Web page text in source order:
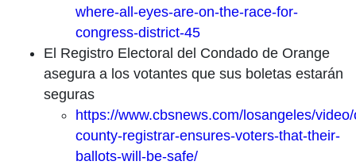
where-all-eyes-are-on-the-race-for-
congress-district-45
El Registro Electoral del Condado de Orange
asegura a los votantes que sus boletas estarán
seguras
https://www.cbsnews.com/losangeles/
county-registrar-ensures-voters-that-their-
ballots-will-be-safe/